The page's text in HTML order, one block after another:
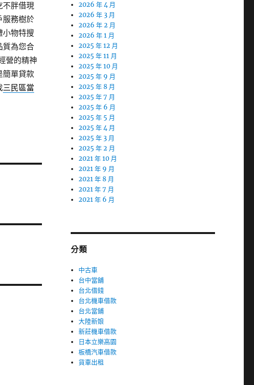
不胖借現
服務樹於
小物特搜
質為您合
營的精神
簡單貸款
三民區當
2026 年 4 月
2026 年 3 月
2026 年 2 月
2026 年 1 月
2025 年 12 月
2025 年 11 月
2025 年 10 月
2025 年 9 月
2025 年 8 月
2025 年 7 月
2025 年 6 月
2025 年 5 月
2025 年 4 月
2025 年 3 月
2025 年 2 月
2021 年 10 月
2021 年 9 月
2021 年 8 月
2021 年 7 月
2021 年 6 月
分類
中古車
台中當舖
台北借錢
台北機車借款
台北當鋪
大陸新娘
新莊機車借款
日本立樂高園
板橋汽車借款
貨車出租